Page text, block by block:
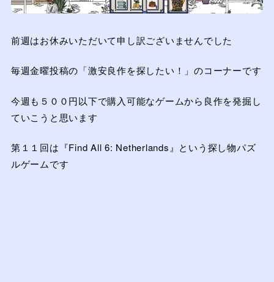
前週はお休みいただいて申し訳ございませんでした
毎週金曜投稿の「激安良作を探したい！」のコーナーです
今週も５００円以下で購入可能なゲームから良作を発掘し
ていこうと思います
第１１回は『Find All 6: Netherlands』という探し物パズ
ルゲームです